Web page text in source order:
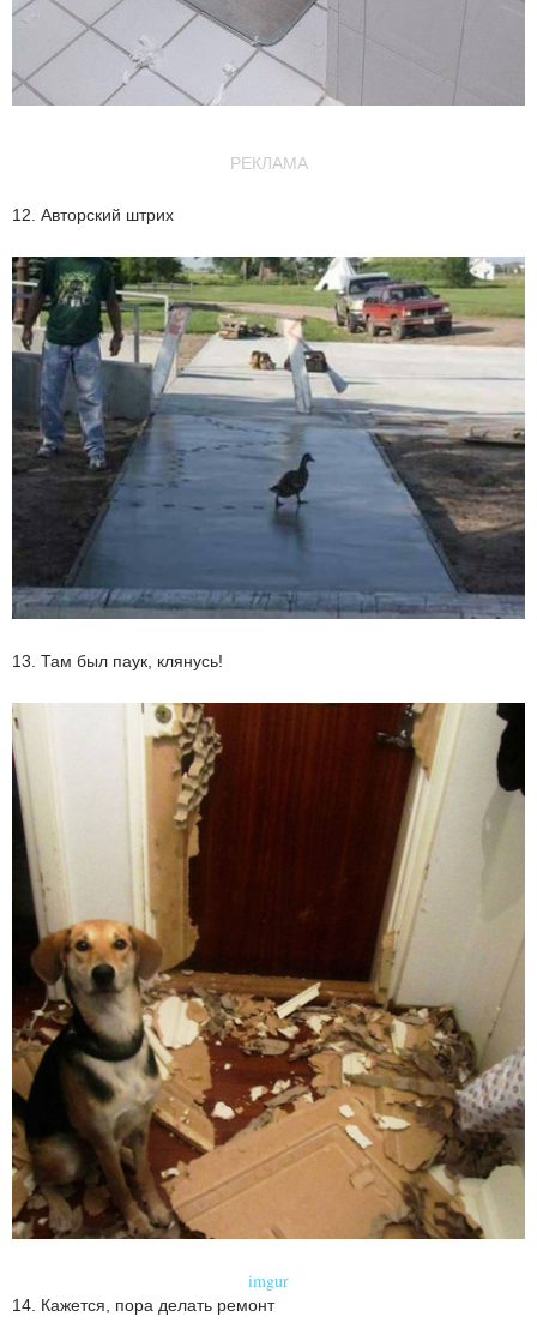
РЕКЛАМА
12. Авторский штрих
13. Там был паук, клянусь!
imgur
14. Кажется, пора делать ремонт